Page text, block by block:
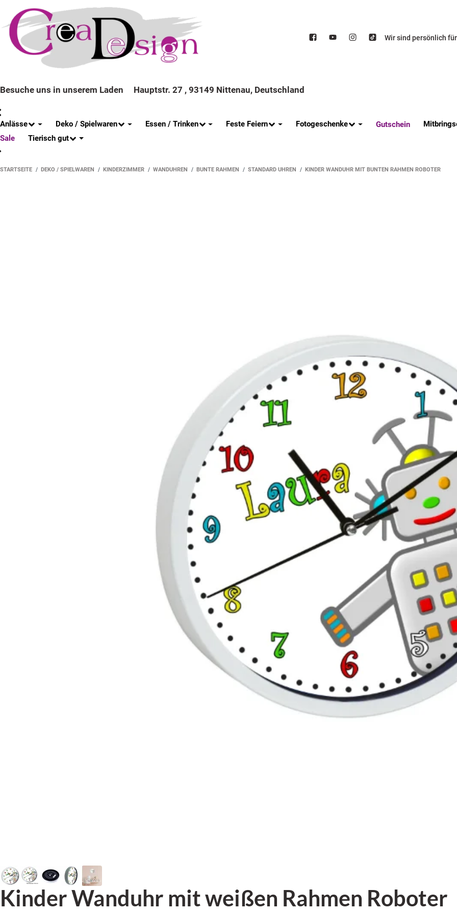
Wir sind persönlich
Besuche uns in unserem Laden Hauptstr. 27 , 93149 Nittenau, Deutschland
Anlässe Deko / Spielwaren Essen / Trinken Feste Feiern Fotogeschenke Gutschein
Sale
Tierisch gut
STARTSEITE DEKO / SPIELWAREN KINDERZIMMER WANDUHREN BUNTE RAHMEN STANDARD UHREN KINDER WANDUHR MIT BUNTEN RAHMEN ROBOTER
Kinder Wanduhr mit weißen Rahmen Roboter